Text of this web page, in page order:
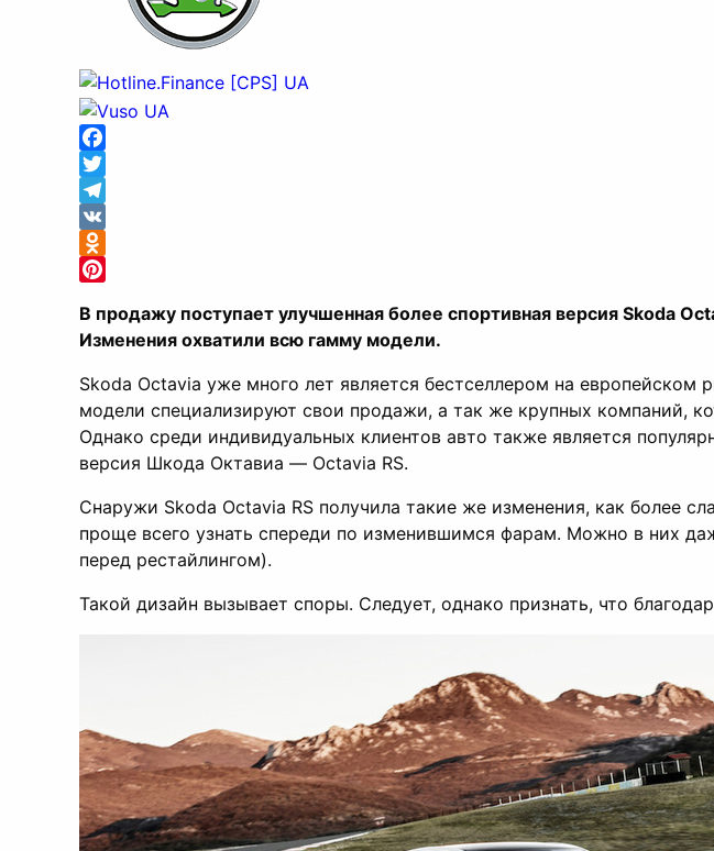
Facebook
Twitter
Telegram
VK
Odnoklassniki
В продажу поступает улучшенная более спортивная версия Skoda
Изменения охватили всю гамму модели.
Skoda Octavia уже много лет является бестселлером на
модели специализируют свои продажи, а так же крупных компаний,
Однако среди индивидуальных клиентов авто также является
версия Шкода Октавиа — Octavia RS.
Снаружи Skoda Octavia RS получила такие же изменения, как более
проще всего узнать спереди по изменившимся фарам. Можно в них
перед рестайлингом).
Такой дизайн вызывает споры. Следует, однако признать, что